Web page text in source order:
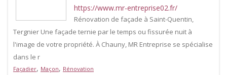
https://www.mr-entreprise02.fr/
Rénovation de façade à Saint-Quentin,
Tergnier Une façade ternie par le temps ou fissurée nuit à
l'image de votre propriété. À Chauny, MR Entreprise se spécialise
dans le r
Façadier, Maçon, Rénovation